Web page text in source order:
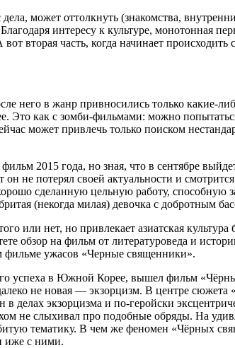
может оттолкнуть (знакомства,
интересу к культуре, монотонная
вторая часть, когда начинает
него в жанр привносились только какие-
как с зомби-фильмами: можно
может привлечь только поиском
2015 года, но зная, что в сентябре
не потерял своей актуальности и
сделанную цельную работу, способную
(некогда милая) девочка с добротным
или нет, но привлекает азиатская
обзор на фильм от литературоведа и
фильме ужасов «Черные священники».
успеха в Южной Корее, вышел фильм
не новая — экзорцизм. В центре
экзорцизма и по-геройски
не слыхивал про подобные обряды. На
тематику. В чем же феномен «Чёрных
иже с ними.